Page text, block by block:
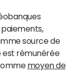
source de
est rémunérée
moyen de